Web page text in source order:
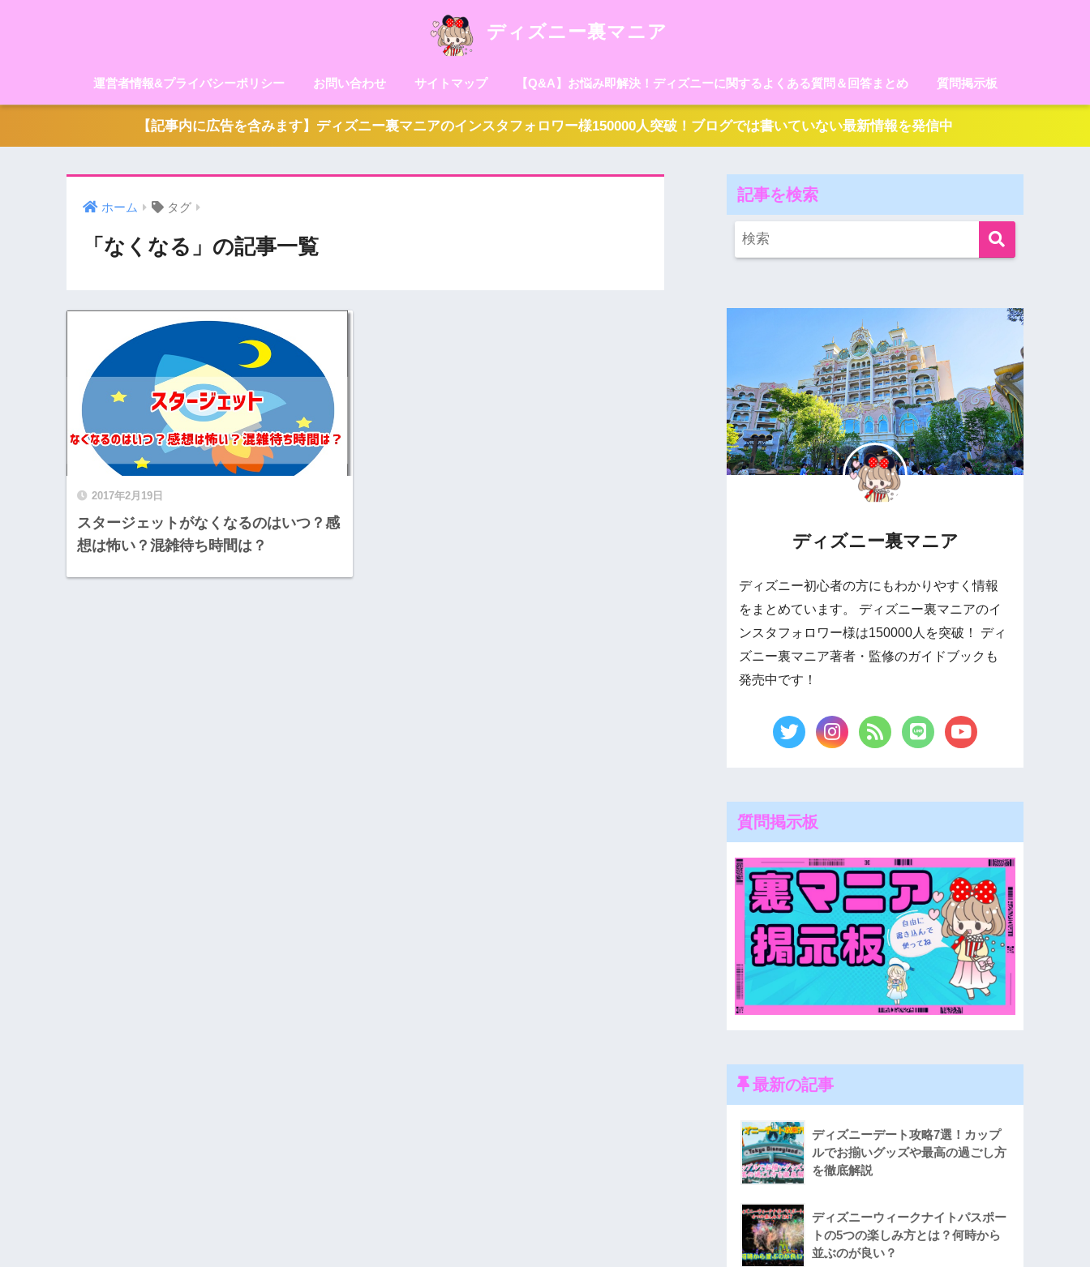
ディズニー裏マニア
運営者情報&プライバシーポリシー お問い合わせ サイトマップ 【Q&A】お悩み即解決！ディズニーに関するよくある質問＆回答まとめ 質問掲示板
【記事内に広告を含みます】ディズニー裏マニアのインスタフォロワー様150000人突破！ブログでは書いていない最新情報を発信中
ホーム タグ
「なくなる」の記事一覧
2017年2月19日
スタージェットがなくなるのはいつ？感
想は怖い？混雑待ち時間は？
記事を検索
ディズニー裏マニア
ディズニー初心者の方にもわかりやすく情報
をまとめています。 ディズニー裏マニアのイ
ンスタフォロワー様は150000人を突破！ ディ
ズニー裏マニア著者・監修のガイドブックも
発売中です！
質問掲示板
最新の記事
ディズニーデート攻略7選！カップ
ルでお揃いグッズや最高の過ごし方
を徹底解説
ディズニーウィークナイトパスポー
トの5つの楽しみ方とは？何時から
並ぶのが良い？